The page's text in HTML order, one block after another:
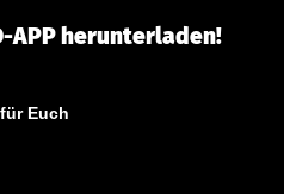
APP herunterladen!
Euch